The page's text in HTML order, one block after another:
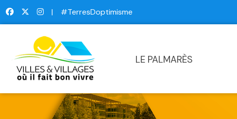
| #TerresDoptimisme
LE PALMARÈS